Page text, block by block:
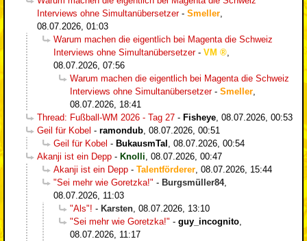
Interviews ohne Simultanübersetzer- Smeller
08.07.2026, 01:03
Warum machen die eigentlich bei Magenta die Schweiz
Interviews ohne Simultanübersetzer- VM
08.07.2026, 07:56
Warum machen die eigentlich bei Magenta die Schweiz
Interviews ohne Simultanübersetzer- Smeller
08.07.2026, 18:41
Thread: Fußball-WM 2026 - Tag 27 - Fisheye 08.07.2026, 00:53
Geil für Kobel - ramondub 08.07.2026, 00:51
Geil für Kobel - BukausmTal
08.07.2026, 00:54
Akanji ist ein Depp - Knolli 08.07.2026, 00:47
Akanji ist ein Depp - Talentförderer 08.07.2026, 15:44
"Sei mehr wie Goretzka!" - Burgsmüller84,
08.07.2026, 11:03
"Als"! - Karsten 08.07.2026, 13:10
"Sei mehr wie Goretzka!" - guy_incognito
08.07.2026, 11:17